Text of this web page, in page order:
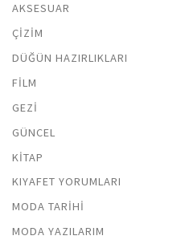
AKSESUAR
ÇIZIM
DÜĞÜN HAZIRLIKLARI
FILM
GEZI
GÜNCEL
KITAP
KIYAFET YORUMLARI
MODA TARIHI
MODA YAZILARIM